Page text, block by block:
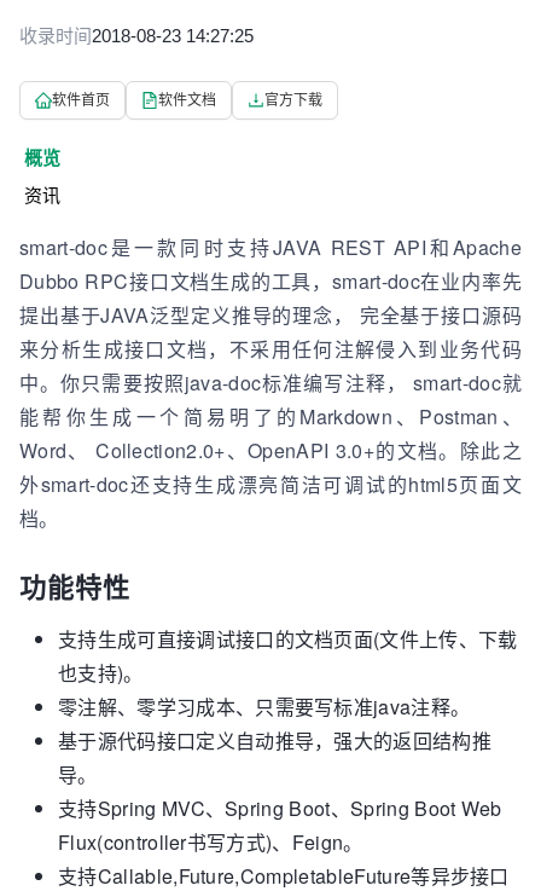
收录时间2018-08-23 14:27:25
软件首页 软件文档 官方下载
概览
资讯
smart-doc是一款同时支持JAVA REST API和Apache
Dubbo RPC接口文档生成的工具，smart-doc在业内率先
提出基于JAVA泛型定义推导的理念， 完全基于接口源码
来分析生成接口文档，不采用任何注解侵入到业务代码
中。你只需要按照java-doc标准编写注释， smart-doc就
能帮你生成一个简易明了的Markdown、Postman、
Word、 Collection2.0+、OpenAPI 3.0+的文档。除此之
外smart-doc还支持生成漂亮简洁可调试的html5页面文
档。
功能特性
支持生成可直接调试接口的文档页面(文件上传、下载
也支持)。
零注解、零学习成本、只需要写标准java注释。
基于源代码接口定义自动推导，强大的返回结构推
导。
支持Spring MVC、Spring Boot、Spring Boot Web
Flux(controller书写方式)、Feign。
支持Callable,Future,CompletableFuture等异步接口